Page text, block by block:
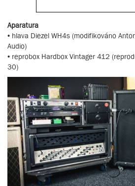
Aparatura
• hlava Diezel WH4s (modifikováno
Audio)
• reprobox Hardbox Vintager 412
30)